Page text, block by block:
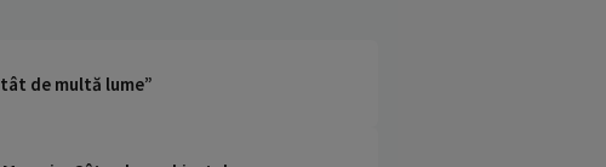
de multă lume”